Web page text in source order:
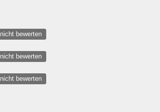
nicht bewerten
nicht bewerten
nicht bewerten